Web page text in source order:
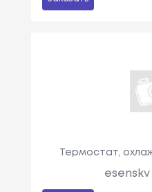
Термостат,
esenskv